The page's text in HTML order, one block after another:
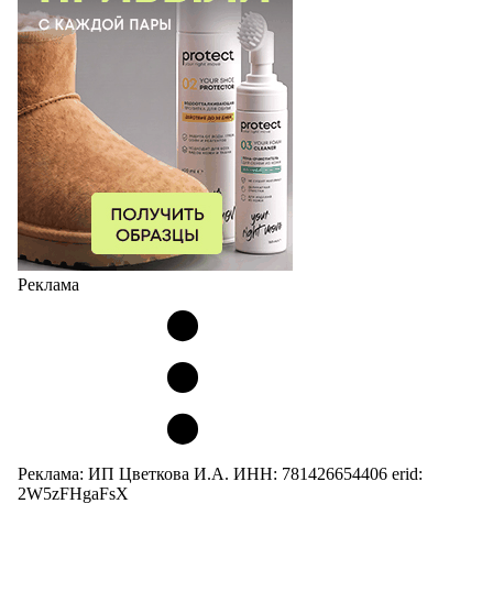
Реклама
Реклама: ИП Цветкова И.А. ИНН: 781426654406 erid:
2W5zFHgaFsX